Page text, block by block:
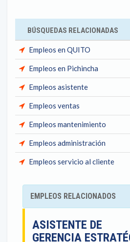
BÚSQUEDAS RELACIONADAS
Empleos en QUITO
Empleos en Pichincha
Empleos asistente
Empleos ventas
Empleos mantenimiento
Empleos administración
Empleos servicio al cliente
EMPLEOS RELACIONADOS
ASISTENTE DE
GERENCIA